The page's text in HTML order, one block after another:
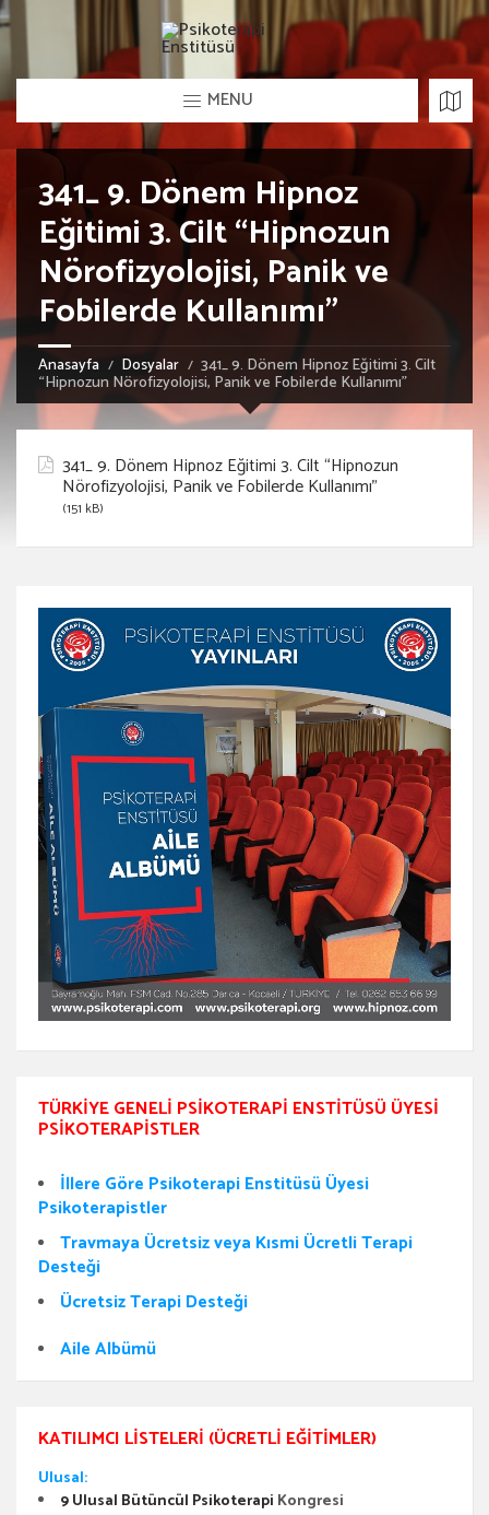
MENU
341_ 9. Dönem Hipnoz
Eğitimi 3. Cilt “Hipnozun
Nörofizyolojisi, Panik ve
Fobilerde Kullanımı”
Anasayfa Dosyalar 341_ 9. Dönem Hipnoz Eğitimi 3. Cilt
“Hipnozun Nörofizyolojisi, Panik ve Fobilerde Kullanımı”
341_ 9. Dönem Hipnoz Eğitimi 3. Cilt “Hipnozun
Nörofizyolojisi, Panik ve Fobilerde Kullanımı”
(151 kB)
TÜRKIYE GENELI PSIKOTERAPI ENSTITÜSÜ ÜYESI
PSIKOTERAPISTLER
İllere Göre Psikoterapi Enstitüsü Üyesi
Psikoterapistler
Travmaya Ücretsiz veya Kısmi Ücretli Terapi
Desteği
Ücretsiz Terapi Desteği
Aile Albümü
KATILIMCI LISTELERI (ÜCRETLI EĞITIMLER)
Ulusal:
9 Ulusal Bütüncül Psikoterapi Kongresi